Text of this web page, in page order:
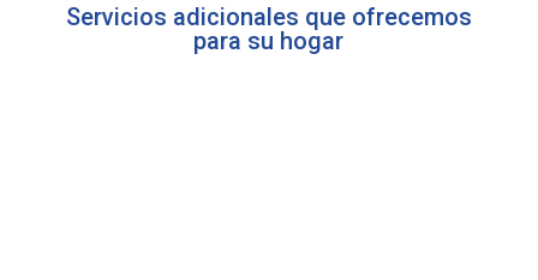
Servicios adicionales que ofrecemos
para su hogar